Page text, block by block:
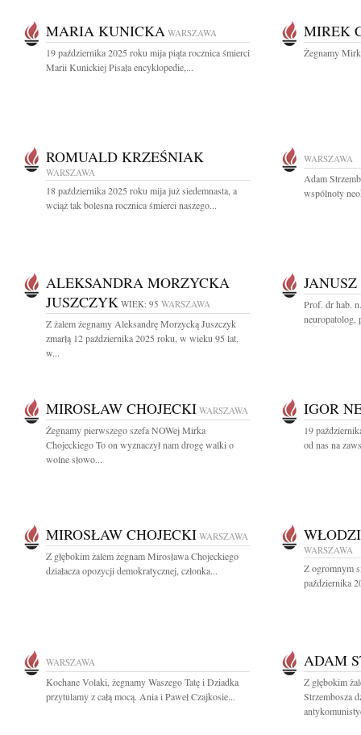
MARIA KUNICKA WARSZAWA
19 października 2025 roku mija piąta rocznica śmierci
Marii Kunickiej Pisała encyklopedie,...
MIREK
Żegnamy
ROMUALD KRZEŚNIAK
WARSZAWA
18 października 2025 roku mija już siedemnasta, a
wciąż tak bolesna rocznica śmierci naszego...
WARSZAWA
Adam
wspólnoty
ALEKSANDRA MORZYCKA
JUSZCZYK WIEK: 95 WARSZAWA
Z żalem żegnamy Aleksandrę Morzycką Juszczyk
zmarłą 12 października 2025 roku, w wieku 95 lat,
w...
Prof. dr hab.
neuropatolog,
MIROSŁAW CHOJECKI WARSZAWA
Żegnamy pierwszego szefa NOWej Mirka
Chojeckiego To on wyznaczył nam drogę walki o
wolne słowo...
IGOR
19
od nas na
MIROSŁAW CHOJECKI WARSZAWA
Z głębokim żalem żegnam Mirosława Chojeckiego
działacza opozycji demokratycznej, członka...
WARSZAWA
Z ogromnym
października
WARSZAWA
Kochane Volaki, żegnamy Waszego Tatę i Dziadka
przytulamy z całą mocą. Ania i Paweł Czajkosie...
ADAM
Z głębokim
Strzembosza